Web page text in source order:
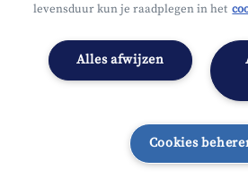
Toegankelijkheidsverklaring
Cookies beheren
levensduur kun je raadplegen in het
Alles afwijzen
Cookies